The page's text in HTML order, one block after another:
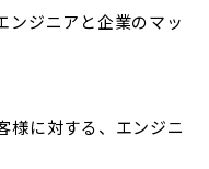
ンジニアと企業のマッ
様に対する、エンジニ